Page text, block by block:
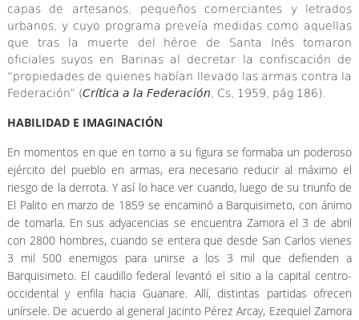
capas de artesanos, pequeños comerciantes y letrados
urbanos, y cuyo programa preveía medidas como aquellas
que tras la muerte del héroe de Santa Inés tomaron
oficiales suyos en Barinas al decretar la confiscación de
“propiedades de quienes habían llevado las armas contra la
Federación” (Crítica a la Federación, Cs, 1959, pág 186).
HABILIDAD E IMAGINACIÓN
En momentos en que en torno a su figura se formaba un poderoso
ejército del pueblo en armas, era necesario reducir al máximo el
riesgo de la derrota. Y así lo hace ver cuando, luego de su triunfo de
El Palito en marzo de 1859 se encaminó a Barquisimeto, con ánimo
de tomarla. En sus adyacencias se encuentra Zamora el 3 de abril
con 2800 hombres, cuando se entera que desde San Carlos vienes
3 mil 500 enemigos para unirse a los 3 mil que defienden a
Barquisimeto. El caudillo federal levantó el sitio a la capital centro-
occidental y enfila hacia Guanare. Allí, distintas partidas ofrecen
unírsele. De acuerdo al general Jacinto Pérez Arcay, Ezequiel Zamora